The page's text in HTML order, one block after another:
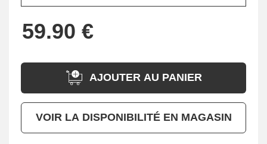
AJOUTER AU PANIER
VOIR LA DISPONIBILITÉ EN MAGASIN